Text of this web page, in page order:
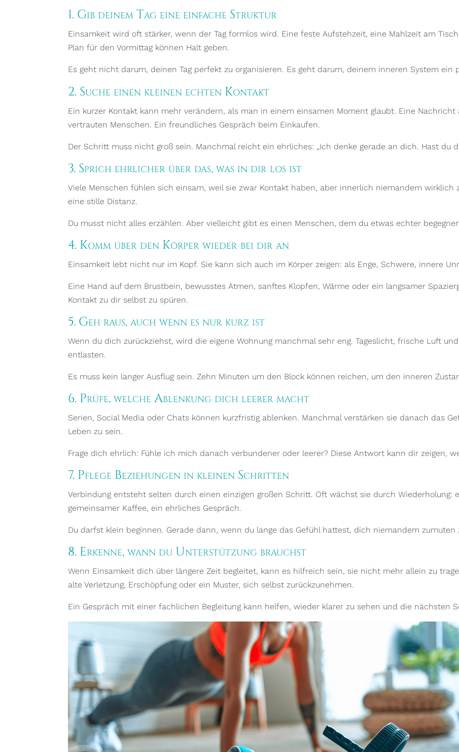
1. Gib deinem Tag eine einfache Struktur
Einsamkeit wird oft stärker, wenn der Tag formlos wird. Eine feste Aufstehzeit, eine Mahlzeit am
Plan für den Vormittag können Halt geben.
Es geht nicht darum, deinen Tag perfekt zu organisieren. Es geht darum, deinem inneren System ein
2. Suche einen kleinen echten Kontakt
Ein kurzer Kontakt kann mehr verändern, als man in einem einsamen Moment glaubt. Eine
vertrauten Menschen. Ein freundliches Gespräch beim Einkaufen.
Der Schritt muss nicht groß sein. Manchmal reicht ein ehrliches: „Ich denke gerade an dich. Hast du
3. Sprich ehrlicher über das, was in dir los ist
Viele Menschen fühlen sich einsam, weil sie zwar Kontakt haben, aber innerlich niemandem wirklich
eine stille Distanz.
Du musst nicht alles erzählen. Aber vielleicht gibt es einen Menschen, dem du etwas echter
4. Komm über den Körper wieder bei dir an
Einsamkeit lebt nicht nur im Kopf. Sie kann sich auch im Körper zeigen: als Enge, Schwere, innere
Eine Hand auf dem Brustbein, bewusstes Atmen, sanftes Klopfen, Wärme oder ein langsamer
Kontakt zu dir selbst zu spüren.
5. Geh raus, auch wenn es nur kurz ist
Wenn du dich zurückziehst, wird die eigene Wohnung manchmal sehr eng. Tageslicht, frische Luft
entlasten.
Es muss kein langer Ausflug sein. Zehn Minuten um den Block können reichen, um den inneren
6. Prüfe, welche Ablenkung dich leerer macht
Serien, Social Media oder Chats können kurzfristig ablenken. Manchmal verstärken sie danach das
Leben zu sein.
Frage dich ehrlich: Fühle ich mich danach verbundener oder leerer? Diese Antwort kann dir zeigen,
7. Pflege Beziehungen in kleinen Schritten
Verbindung entsteht selten durch einen einzigen großen Schritt. Oft wächst sie durch Wiederholung:
gemeinsamer Kaffee, ein ehrliches Gespräch.
Du darfst klein beginnen. Gerade dann, wenn du lange das Gefühl hattest, dich niemandem zumuten
8. Erkenne, wann du Unterstützung brauchst
Wenn Einsamkeit dich über längere Zeit begleitet, kann es hilfreich sein, sie nicht mehr allein zu
alte Verletzung, Erschöpfung oder ein Muster, sich selbst zurückzunehmen.
Ein Gespräch mit einer fachlichen Begleitung kann helfen, wieder klarer zu sehen und die nächsten